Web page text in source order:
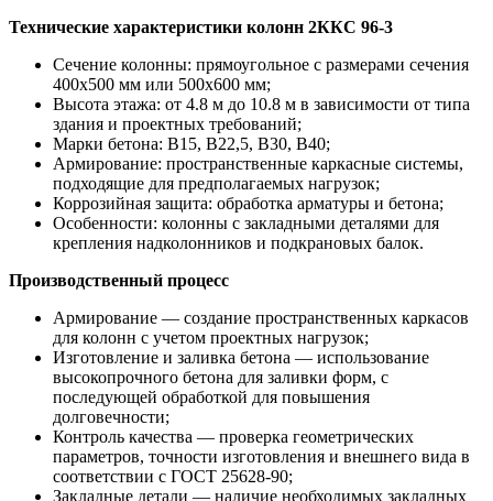
Технические характеристики колонн 2ККС 96-3
Сечение колонны: прямоугольное с размерами сечения
400х500 мм или 500х600 мм;
Высота этажа: от 4.8 м до 10.8 м в зависимости от типа
здания и проектных требований;
Марки бетона: В15, В22,5, В30, В40;
Армирование: пространственные каркасные системы,
подходящие для предполагаемых нагрузок;
Коррозийная защита: обработка арматуры и бетона;
Особенности: колонны с закладными деталями для
крепления надколонников и подкрановых балок.
Производственный процесс
Армирование — создание пространственных каркасов
для колонн с учетом проектных нагрузок;
Изготовление и заливка бетона — использование
высокопрочного бетона для заливки форм, с
последующей обработкой для повышения
долговечности;
Контроль качества — проверка геометрических
параметров, точности изготовления и внешнего вида в
соответствии с ГОСТ 25628-90;
Закладные детали — наличие необходимых закладных